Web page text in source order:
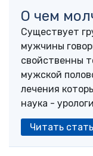
О чем
Существует
мужчины
свойственны
мужской
лечения
наука -
Читать